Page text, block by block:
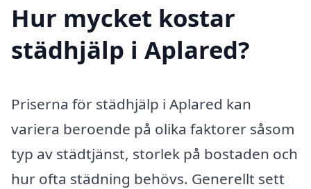
Hur mycket kostar
städhjälp i Aplared?
Priserna för städhjälp i Aplared kan
variera beroende på olika faktorer såsom
typ av städtjänst, storlek på bostaden och
hur ofta städning behövs. Generellt sett